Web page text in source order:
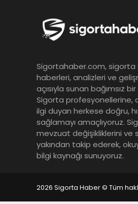
Sigortahaber.com,
haberleri, analizleri ve
açısıyla sunan bağımsız
Sigorta profesyonellerine,
ilgi duyan herkese doğru,
sağlamayı amaçlıyoruz.
mevzuat değişikliklerini ve
yakından takip ederek,
bilgi kaynağı sunuyoruz.
2026 Sigorta Haber © Tüm